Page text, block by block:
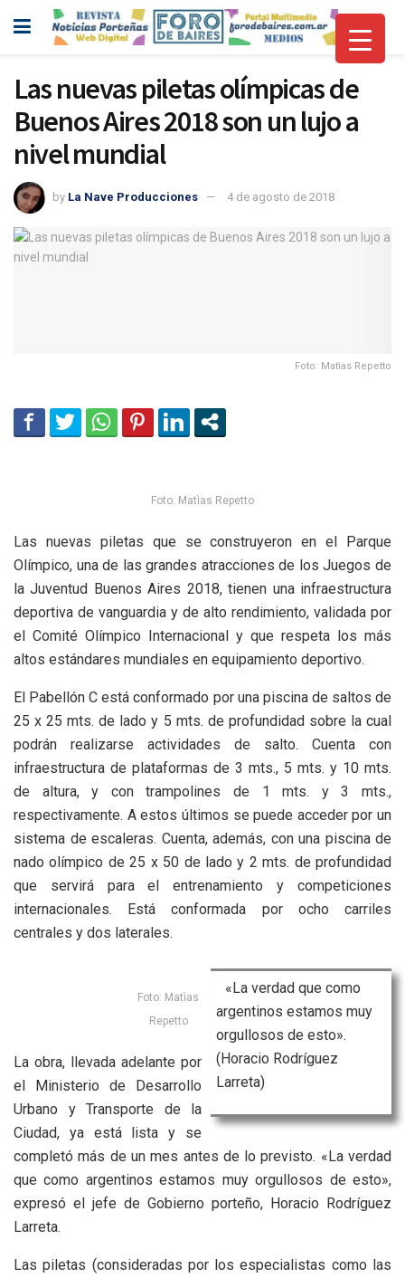
Las nuevas piletas olímpicas de
Buenos Aires 2018 son un lujo a
nivel mundial
by La Nave Producciones 4 de agosto de 2018
Foto: Matìas Repetto
Foto: Matìas Repetto
Las nuevas piletas que se construyeron en el Parque
Olímpico, una de las grandes atracciones de los Juegos de
la Juventud Buenos Aires 2018, tienen una infraestructura
deportiva de vanguardia y de alto rendimiento, validada por
el Comité Olímpico Internacional y que respeta los más
altos estándares mundiales en equipamiento deportivo.
El Pabellón C está conformado por una piscina de saltos de
25 x 25 mts. de lado y 5 mts. de profundidad sobre la cual
podrán realizarse actividades de salto. Cuenta con
infraestructura de plataformas de 3 mts., 5 mts. y 10 mts.
de altura, y con trampolines de 1 mts. y 3 mts.,
respectivamente. A estos últimos se puede acceder por un
sistema de escaleras. Cuenta, además, con una piscina de
nado olímpico de 25 x 50 de lado y 2 mts. de profundidad
que servirá para el entrenamiento y competiciones
internacionales. Está conformada por ocho carriles
centrales y dos laterales.
«La verdad que como
argentinos estamos muy
orgullosos de esto».
(Horacio Rodríguez
Larreta)
Foto: Matìas
Repetto
La obra, llevada adelante por
el Ministerio de Desarrollo
Urbano y Transporte de la
Ciudad, ya está lista y se
completó más de un mes antes de lo previsto. «La verdad
que como argentinos estamos muy orgullosos de esto»,
expresó el jefe de Gobierno porteño, Horacio Rodríguez
Larreta.
Las piletas (consideradas por los especialistas como las